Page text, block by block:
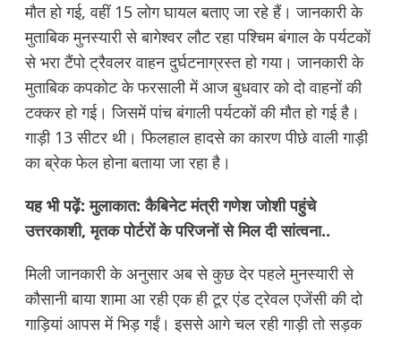
मौत हो गई, वहीं 15 लोग घायल बताए जा रहे हैं। जानकारी के
मुताबिक मुनस्यारी से बागेश्वर लौट रहा पश्चिम बंगाल के पर्यटकों
से भरा टैंपो ट्रैवलर वाहन दुर्घटनाग्रस्त हो गया। जानकारी के
मुताबिक कपकोट के फरसाली में आज बुधवार को दो वाहनों की
टक्कर हो गई। जिसमें पांच बंगाली पर्यटकों की मौत हो गई है।
गाड़ी 13 सीटर थी। फिलहाल हादसे का कारण पीछे वाली गाड़ी
का ब्रेक फेल होना बताया जा रहा है।
यह भी पढ़ें:मुलाकात: कैबिनेट मंत्री गणेश जोशी पहुंचे
उत्तरकाशी, मृतक पोर्टरों के परिजनों से मिल दी सांत्वना..
मिली जानकारी के अनुसार अब से कुछ देर पहले मुनस्यारी से
कौसानी बाया शामा आ रही एक ही टूर एंड ट्रेवल एजेंसी की दो
गाड़ियां आपस में भिड़ गईं। इससे आगे चल रही गाड़ी तो सड़क